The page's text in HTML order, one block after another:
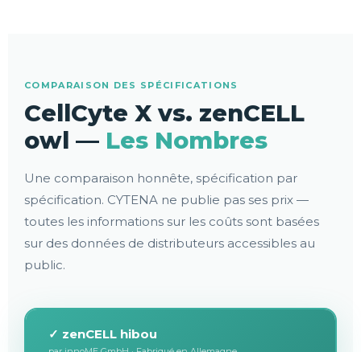
COMPARAISON DES SPÉCIFICATIONS
CellCyte X vs. zenCELL
owl — Les Nombres
Une comparaison honnête, spécification par
spécification. CYTENA ne publie pas ses prix —
toutes les informations sur les coûts sont basées
sur des données de distributeurs accessibles au
public.
✓ zenCELL hibou